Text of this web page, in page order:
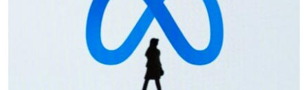
DNEVNO@RSE